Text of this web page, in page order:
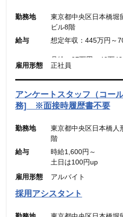
金は別途追加支給
■メンバー・リーダー
想定年収：500万円～
（固定残業代：45時間
5,600円】含む。）
※45時間を超える時間
金は別途追加支給
勤務地
東京都中央区日本橋
ビル8階
給与
想定年収：445万円～
月給：27万円～42万
（固定残業代：45時間
円】）
（45時間を超える時間
金は別途追加支給）
雇用形態 正社員
アンケートスタッフ（コー
務] ※面接時履歴書不要
勤務地
東京都中央区日本橋人
階
給与
時給1,600円～
土日は100円up
雇用形態
アルバイト
採用アシスタント